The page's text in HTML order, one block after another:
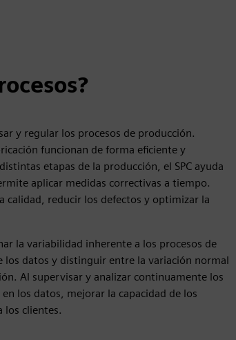
y regular los procesos de producción.
funcionan de forma eficiente y
etapas de la producción, el SPC ayuda
aplicar medidas correctivas a tiempo.
calidad, reducir los defectos y optimizar la
la variabilidad inherente a los procesos de
los datos y distinguir entre la variación normal
Al supervisar y analizar continuamente los
los datos, mejorar la capacidad de los
los clientes.